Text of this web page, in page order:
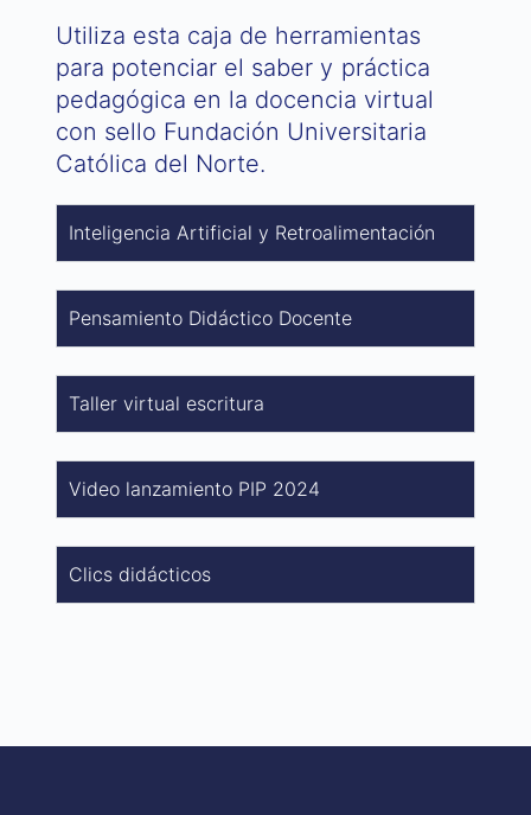
Utiliza esta caja de herramientas
para potenciar el saber y práctica
pedagógica en la docencia virtual
con sello Fundación Universitaria
Católica del Norte.
Inteligencia Artificial y Retroalimentación
Pensamiento Didáctico Docente
Taller virtual escritura
Video lanzamiento PIP 2024
Clics didácticos